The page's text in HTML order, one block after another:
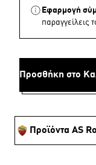
Εφαρμογή
παραγγείλεις
Προσθήκη στο
Προϊόντα AS